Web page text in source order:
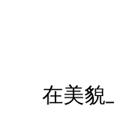
在美貌上